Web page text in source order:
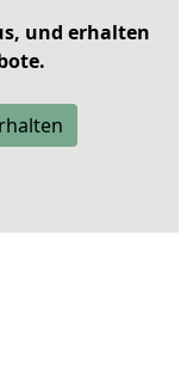
und erhalten